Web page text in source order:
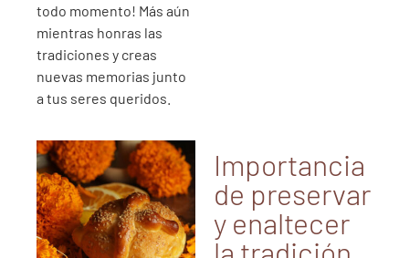
todo momento! Más aún
mientras honras las
tradiciones y creas
nuevas memorias junto
a tus seres queridos.
Importancia
de preservar
y enaltecer